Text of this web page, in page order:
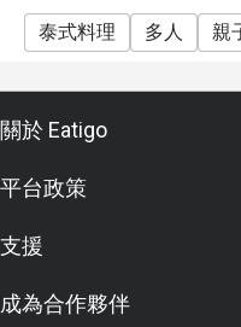
泰式料理 多人 親
關於 Eatigo
平台政策
支援
成為合作夥伴